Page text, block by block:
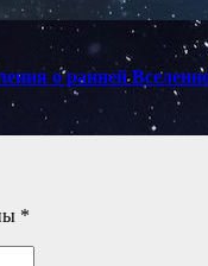
о ранней
*